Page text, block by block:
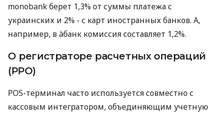
monobank берет 1,3% от суммы платежа с
украинских и 2% - с карт иностранных банков. А,
например, в àбанк комиссия составляет 1,2%.
О регистраторе расчетных операций
(РРО)
POS-терминал часто используется совместно с
кассовым интегратором, объединяющим учетную